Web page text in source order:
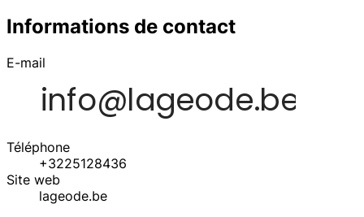
Informations de contact
E-mail
Téléphone
+3225128436
Site web
lageode.be